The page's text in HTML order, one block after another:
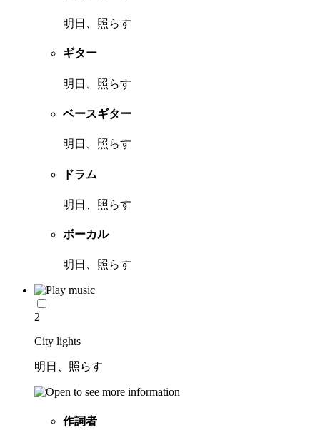
明日、照らす
ギター
明日、照らす
ベースギター
明日、照らす
ドラム
明日、照らす
ボーカル
明日、照らす
2
City lights
明日、照らす
作詞者